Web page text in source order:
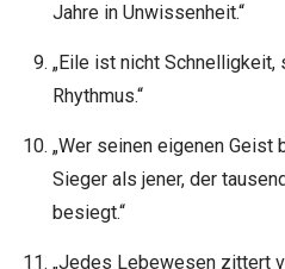
Jahre in Unwissenheit.“
„Eile ist nicht Schnelligkeit,
Rhythmus.“
„Wer seinen eigenen
Sieger als jener, der
besiegt.“
„Jedes Lebewesen zittert